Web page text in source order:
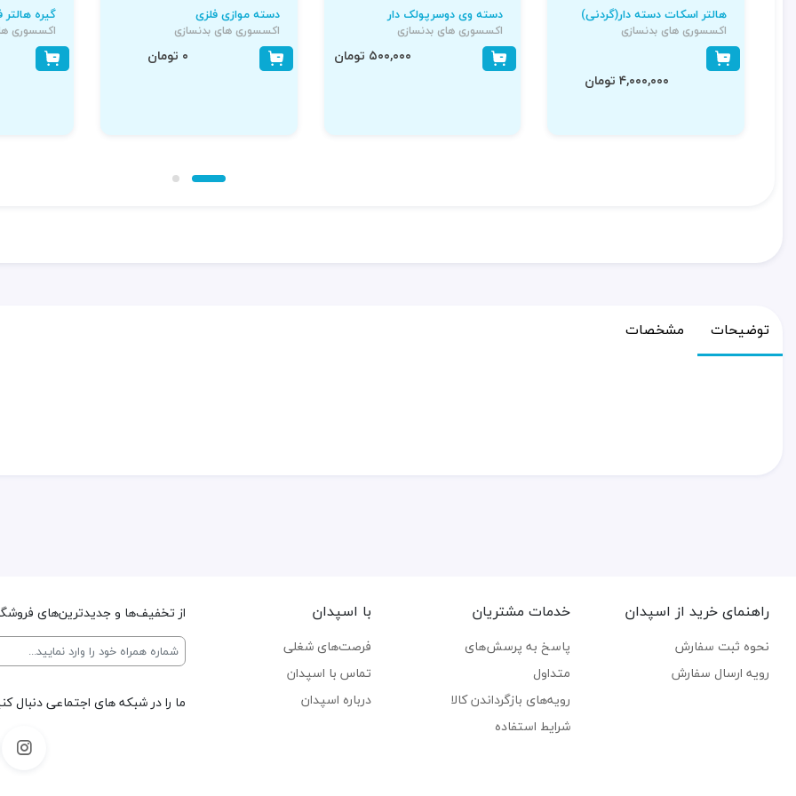
هالتر اسکات دسته دار(گردنی)
اکسسوری های بدنسازی
۴,۰۰۰,۰۰۰ تومان
دسته وی دوسرپولک دار
اکسسوری های بدنسازی
۵۰۰,۰۰۰ تومان
دسته موازی فلزی
اکسسوری های بدنسازی
۰ تومان
گیره
اکسسوری
توضیحات مشخصات
راهنمای خرید از اسپدان
نحوه ثبت سفارش
رویه ارسال سفارش
خدمات مشتریان
پاسخ به پرسش‌های
متداول
رویه‌های بازگرداندن کالا
شرایط استفاده
با اسپدان
فرصت‌های شغلی
تماس با اسپدان
درباره اسپدان
از تخفیف‌ها و جدیدترین‌های
ما را در شبکه های اجتماعی دنبال